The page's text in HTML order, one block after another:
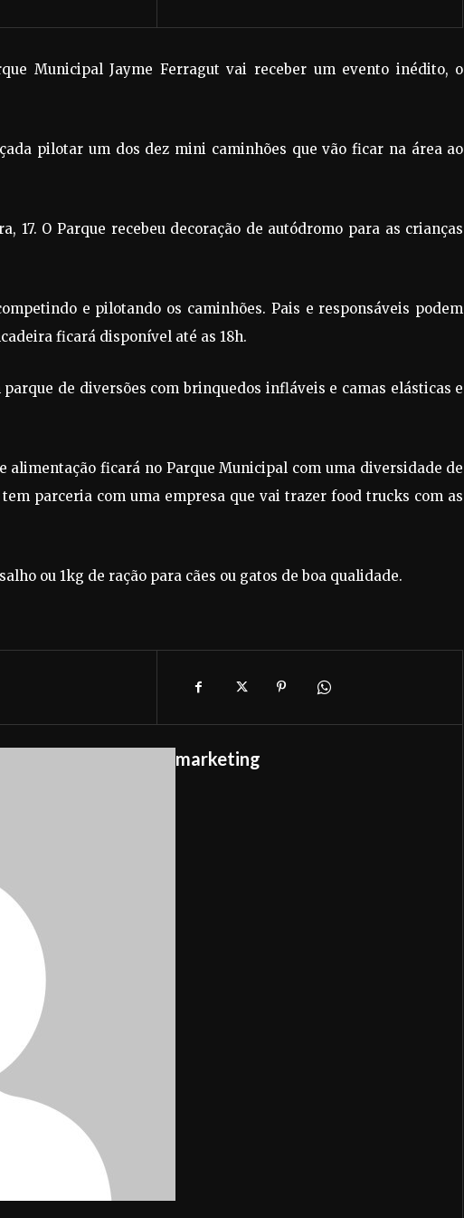
Municipal Jayme Ferragut vai receber um evento inédito, o
pilotar um dos dez mini caminhões que vão ficar na área ao
17. O Parque recebeu decoração de autódromo para as crianças
e pilotando os caminhões. Pais e responsáveis podem
ficará disponível até as 18h.
de diversões com brinquedos infláveis e camas elásticas e
alimentação ficará no Parque Municipal com uma diversidade de
parceria com uma empresa que vai trazer food trucks com as
ou 1kg de ração para cães ou gatos de boa qualidade.
marketing